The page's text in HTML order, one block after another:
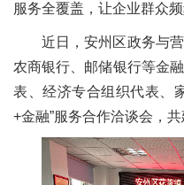
服务全覆盖，让企业群众频
近日，安州区政务与
农商银行、邮储银行等金
表、经济专合组织代表、
+金融”服务合作洽谈会，共